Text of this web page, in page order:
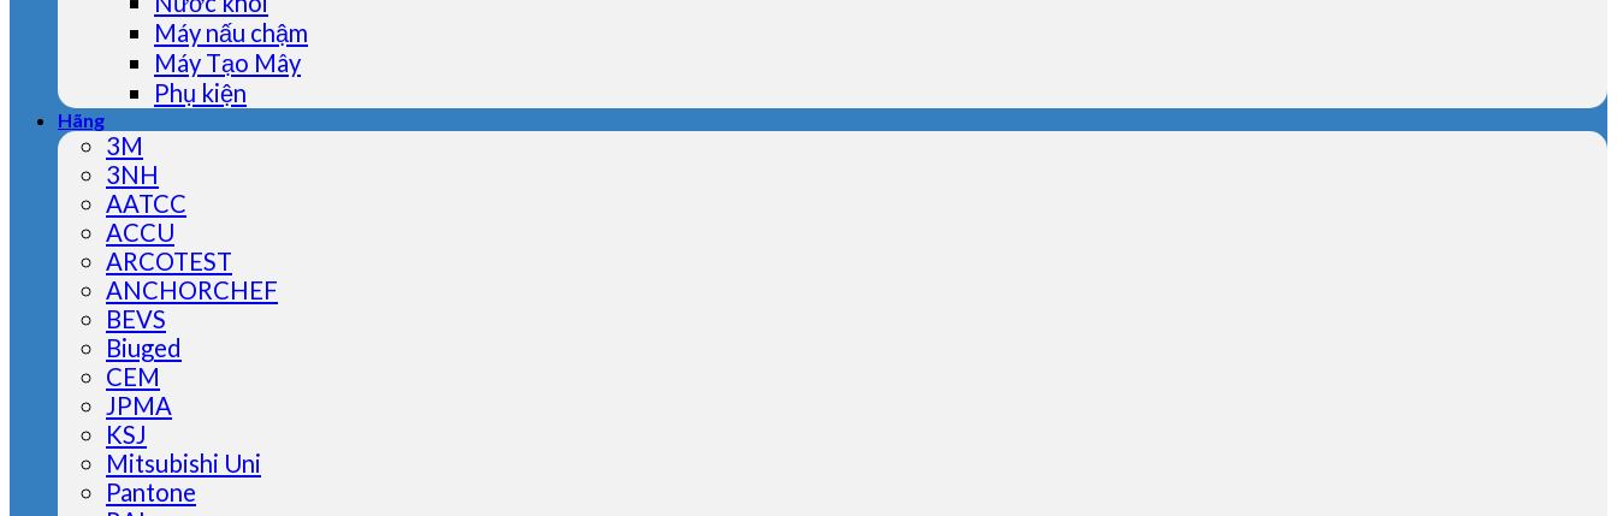
Máy nấu chậm
Máy Tạo Mây
Phụ kiện
Hãng
3M
3NH
AATCC
ACCU
ARCOTEST
ANCHORCHEF
BEVS
Biuged
CEM
JPMA
KSJ
Mitsubishi Uni
Pantone